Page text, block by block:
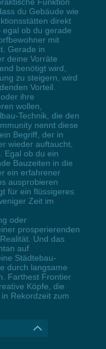
du Gebäude wie
direkt
egal ob du gerade
mit
Gerade in
deine Vorräte
benötigt wird,
zu steigern, wird
Vorteil.
ihre
wollen,
Technik, die den
nennt diese
Begriff, der in
wieder auftaucht,
Egal ob du ein
Bauzeiten in die
ein erfahrener
ausprobieren
für ein flüssigeres
Zeit im
oder
prosperierenden
Und das
auf
Städtebau-
durch langsame
Farthest Frontier
Köpfe, die
Rekordzeit zum